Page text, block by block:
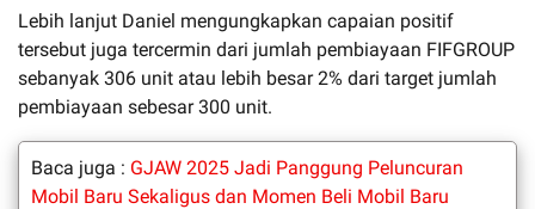
Lebih lanjut Daniel mengungkapkan capaian positif
tersebut juga tercermin dari jumlah pembiayaan FIFGROUP
sebanyak 306 unit atau lebih besar 2% dari target jumlah
pembiayaan sebesar 300 unit.
Baca juga : GJAW 2025 Jadi Panggung Peluncuran
Mobil Baru Sekaligus dan Momen Beli Mobil Baru